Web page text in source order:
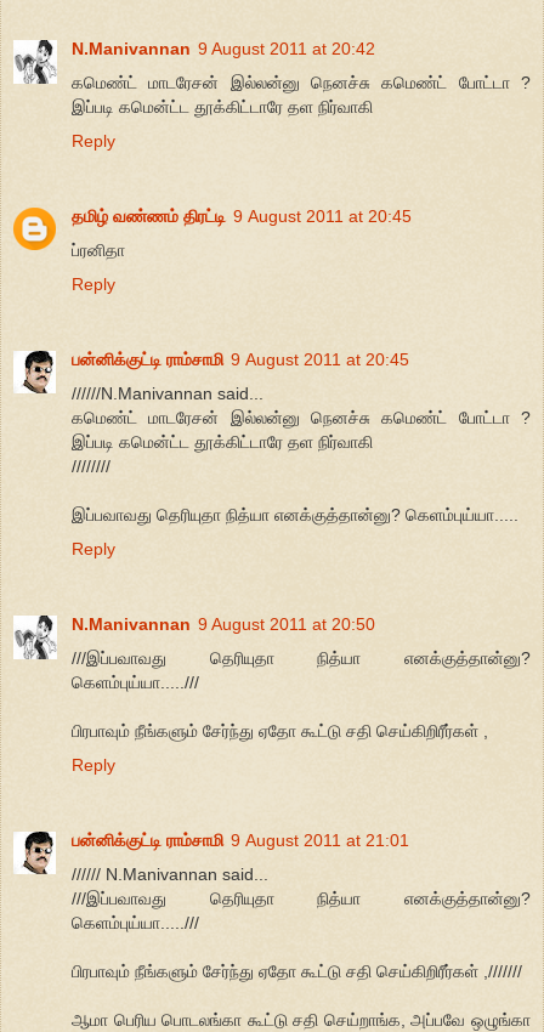
N.Manivannan 9 August 2011 at 20:42
கமெண்ட் மாடரேசன் இல்லன்னு நெனச்சு கமெண்ட் போட்டா ?
இப்படி கமென்ட்ட தூக்கிட்டாரே தள நிர்வாகி
Reply
தமிழ் வண்ணம் திரட்டி 9 August 2011 at 20:45
ப்ரனிதா
Reply
பன்னிக்குட்டி ராம்சாமி 9 August 2011 at 20:45
//////N.Manivannan said...
கமெண்ட் மாடரேசன் இல்லன்னு நெனச்சு கமெண்ட் போட்டா ?
இப்படி கமென்ட்ட தூக்கிட்டாரே தள நிர்வாகி
////////
இப்பவாவது தெரியுதா நித்யா எனக்குத்தான்னு? கெளம்புய்யா.....
Reply
N.Manivannan 9 August 2011 at 20:50
///இப்பவாவது தெரியுதா நித்யா எனக்குத்தான்னு?
கெளம்புய்யா.....///
பிரபாவும் நீங்களும் சேர்ந்து ஏதோ கூட்டு சதி செய்கிறிரீர்கள் ,
Reply
பன்னிக்குட்டி ராம்சாமி 9 August 2011 at 21:01
////// N.Manivannan said...
///இப்பவாவது தெரியுதா நித்யா எனக்குத்தான்னு?
கெளம்புய்யா.....///
பிரபாவும் நீங்களும் சேர்ந்து ஏதோ கூட்டு சதி செய்கிறிரீர்கள் ,///////
ஆமா பெரிய பொடலங்கா கூட்டு சதி செய்றாங்க, அப்பவே ஒழுங்கா